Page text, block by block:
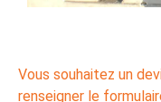
Vous souhaitez un
renseigner le